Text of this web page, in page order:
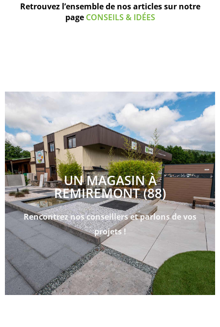
Retrouvez l’ensemble de nos articles sur notre
page CONSEILS & IDÉES
UN MAGASIN À
REMIREMONT (88)
Rencontrez nos conseillers et parlons de vos
projets !